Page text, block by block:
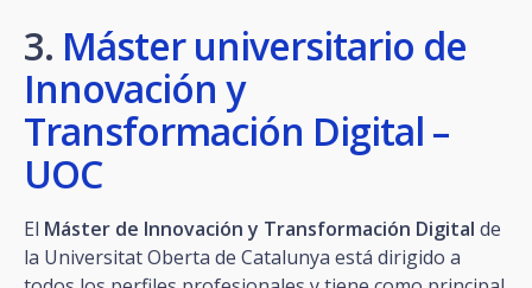
3. Máster universitario de
Innovación y
Transformación Digital –
UOC
El Máster de Innovación y Transformación Digital de
la Universitat Oberta de Catalunya está dirigido a